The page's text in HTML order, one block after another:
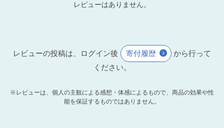
レビューはありません。
レビューの投稿は、ログイン後 寄付履歴
から行って
ください。
※レビューは、個人の主観による感想・体感によるもので、商品の効果や性
能を保証するものではありません。